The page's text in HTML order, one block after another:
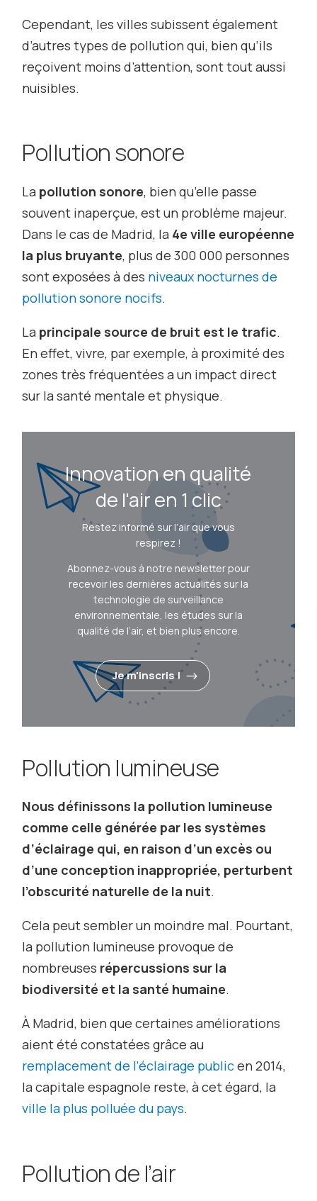
Cependant, les villes subissent également
d’autres types de pollution qui, bien qu’ils
reçoivent moins d’attention, sont tout aussi
nuisibles.
Pollution sonore
La pollution sonore, bien qu’elle passe
souvent inaperçue, est un problème majeur.
Dans le cas de Madrid, la 4e ville européenne
la plus bruyante, plus de 300 000 personnes
sont exposées à des niveaux nocturnes de
pollution sonore nocifs.
La principale source de bruit est le trafic.
En effet, vivre, par exemple, à proximité des
zones très fréquentées a un impact direct
sur la santé mentale et physique.
Innovation en qualité
de l'air en 1 clic
Restez informé sur l’air que vous
respirez !
Abonnez-vous à notre newsletter pour
recevoir les dernières actualités sur la
technologie de surveillance
environnementale, les études sur la
qualité de l’air, et bien plus encore.
Je m'inscris !
Pollution lumineuse
Nous définissons la pollution lumineuse
comme celle générée par les systèmes
d’éclairage qui, en raison d’un excès ou
d’une conception inappropriée, perturbent
l’obscurité naturelle de la nuit.
Cela peut sembler un moindre mal. Pourtant,
la pollution lumineuse provoque de
nombreuses répercussions sur la
biodiversité et la santé humaine.
À Madrid, bien que certaines améliorations
aient été constatées grâce au
remplacement de l’éclairage publicen 2014,
la capitale espagnole reste, à cet égard, la
ville la plus polluée du pays.
Pollution de l’air